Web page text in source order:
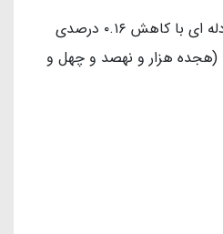
همچنین درهم امارات مبادله ای با کاهش ۰.۱۶ درصدی
نسبت به روز قبل ، ۱۸,۹۴۶ (هجده هزار و نهصد و چهل و